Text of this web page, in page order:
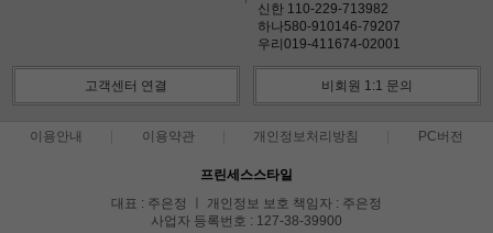
신한 110-229-713982
하나580-910146-79207
우리019-411674-02001
고객센터 연결 비회원 1:1 문의
이용안내 이용약관 개인정보처리방침 PC버전
프린세스스타일
대표 : 주은정 ㅣ 개인정보 보호 책임자 : 주은정
사업자 등록번호 : 127-38-39900